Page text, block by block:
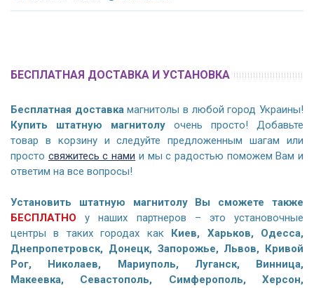
БЕСПЛАТНАЯ ДОСТАВКА И УСТАНОВКА
Бесплатная доставкамагнитолы в любой город Украины!
Купить штатную магнитолу очень просто! Добавьте
товар в корзину и следуйте предложенным шагам или
просто свяжитесь с нами и мы с радостью поможем Вам и
ответим на все вопросы!
Установить штатную магнитолу Вы сможете также
БЕСПЛАТНО у наших партнеров – это установочные
центры в таких городах как Киев, Харьков, Одесса,
Днепропетровск, Донецк, Запорожье, Львов, Кривой
Рог, Николаев, Мариуполь, Луганск, Винница,
Макеевка, Севастополь, Симферополь, Херсон,